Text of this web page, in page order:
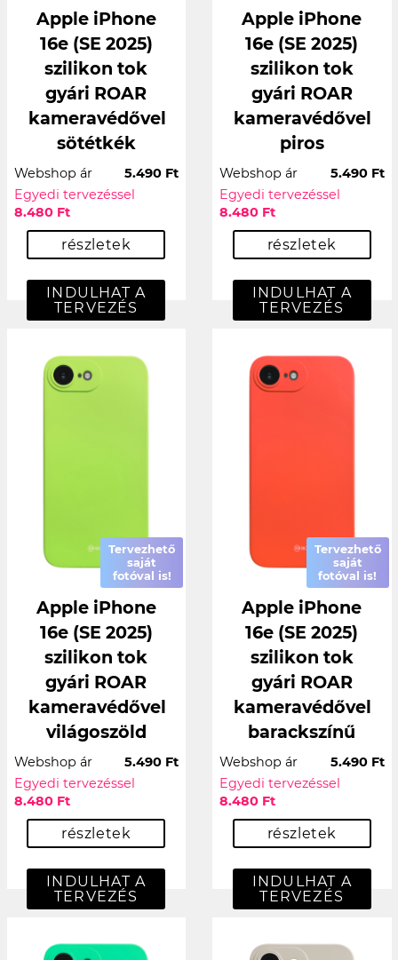
Apple iPhone
16e (SE 2025)
szilikon tok
gyári ROAR
kameravédővel
sötétkék
Webshop ár
5.490 Ft
Egyedi tervezéssel
8.480 Ft
részletek
INDULHAT A
TERVEZÉS
Apple iPhone
16e (SE 2025)
szilikon tok
gyári ROAR
kameravédővel
piros
Webshop ár
5.490 Ft
Egyedi tervezéssel
8.480 Ft
részletek
INDULHAT A
TERVEZÉS
Tervezhető
saját
fotóval is!
Apple iPhone
16e (SE 2025)
szilikon tok
gyári ROAR
kameravédővel
világoszöld
Webshop ár
5.490 Ft
Egyedi tervezéssel
8.480 Ft
részletek
INDULHAT A
TERVEZÉS
Tervezhető
saját
fotóval is!
Apple iPhone
16e (SE 2025)
szilikon tok
gyári ROAR
kameravédővel
barackszínű
Webshop ár
5.490 Ft
Egyedi tervezéssel
8.480 Ft
részletek
INDULHAT A
TERVEZÉS